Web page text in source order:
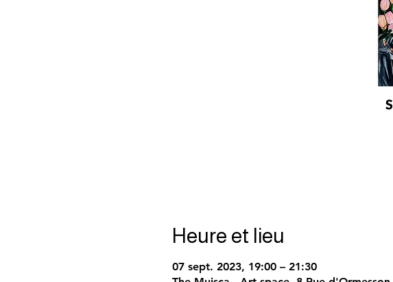
Heure et lieu
07 sept. 2023, 19:00 – 21:30